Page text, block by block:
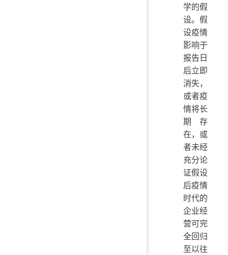
学的假
设。假
设疫情
影响于
报告日
后立即
消失，
或者疫
情将长
期存
在，或
者未经
充分论
证假设
后疫情
时代的
企业经
营可完
全回归
至以往